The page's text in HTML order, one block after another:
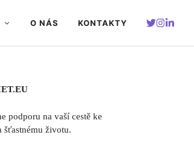
O NÁS KONTAKTY
podporu na vaší cestě ke
šťastnému životu.